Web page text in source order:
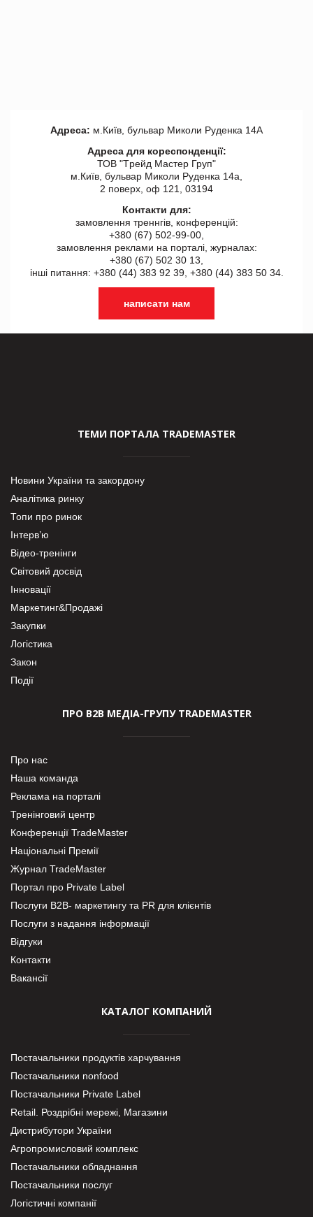
Адреса: м.Київ, бульвар Миколи Руденка 14А
Адреса для кореспонденції:
ТОВ "Tрейд Мастер Груп"
м.Київ, бульвар Миколи Руденка 14а,
2 поверх, оф 121, 03194
Контакти для:
замовлення треннгів, конференцій:
+380 (67) 502-99-00,
замовлення реклами на порталі, журналах:
+380 (67) 502 30 13,
інші питання: +380 (44) 383 92 39, +380 (44) 383 50 34.
написати нам
ТЕМИ ПОРТАЛА TRADEMASTER
Новини України та закордону
Аналітика ринку
Топи про ринок
Інтерв’ю
Відео-тренінги
Світовий досвід
Інновації
Маркетинг&Продажі
Закупки
Логістика
Закон
Події
ПРО В2В МЕДІА-ГРУПУ TRADEMASTER
Про нас
Наша команда
Реклама на порталі
Тренінговий центр
Конференції TradeMaster
Національні Премії
Журнал TradeMaster
Портал про Private Label
Послуги В2В- маркетингу та PR для клієнтів
Послуги з надання інформації
Відгуки
Контакти
Вакансії
КАТАЛОГ КОМПАНИЙ
Постачальники продуктів харчування
Постачальники nonfood
Постачальники Private Label
Retail. Роздрібні мережі, Магазини
Дистрибутори України
Агропромисловий комплекс
Постачальники обладнання
Постачальники послуг
Логістичні компанії